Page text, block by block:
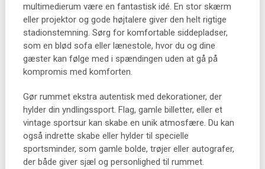
multimedierum være en fantastisk idé. En stor skærm
eller projektor og gode højtalere giver den helt rigtige
stadionstemning. Sørg for komfortable siddepladser,
som en blød sofa eller lænestole, hvor du og dine
gæster kan følge med i spændingen uden at gå på
kompromis med komforten.
Gør rummet ekstra autentisk med dekorationer, der
hylder din yndlingssport. Flag, gamle billetter, eller et
vintage sportsur kan skabe en unik atmosfære. Du kan
også indrette skabe eller hylder til specielle
sportsminder, som gamle bolde, trøjer eller autografer,
der både giver sjæl og personlighed til rummet.